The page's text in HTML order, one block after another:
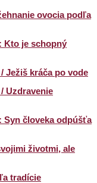
ovocia podľa
Kto je schopný
Ježiš kráča po vode
Uzdravenie
Syn človeka odpúšťa
životmi, ale
tradície